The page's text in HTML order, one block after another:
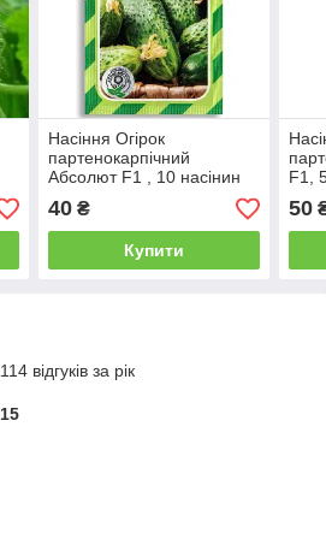
Насіння Огірок
партенокарпічний
Абсолют F1 , 10 насінин
Bejo Zaden Агропак
40₴
Купити
F1,
50
відгуків за рік